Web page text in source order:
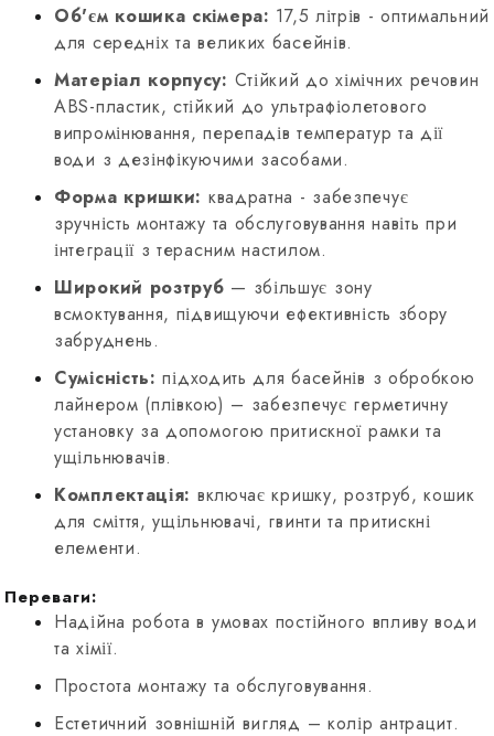
Об'єм кошика скімера: 17,5 літрів - оптимальний
для середніх та великих басейнів.
Матеріал корпусу: Стійкий до хімічних речовин
ABS-пластик, стійкий до ультрафіолетового
випромінювання, перепадів температур та дії
води з дезінфікуючими засобами.
Форма кришки: квадратна - забезпечує
зручність монтажу та обслуговування навіть при
інтеграції з терасним настилом.
Широкий розтруб — збільшує зону
всмоктування, підвищуючи ефективність збору
забруднень.
Сумісність: підходить для басейнів з обробкою
лайнером (плівкою) – забезпечує герметичну
установку за допомогою притискної рамки та
ущільнювачів.
Комплектація: включає кришку, розтруб, кошик
для сміття, ущільнювачі, гвинти та притискні
елементи.
Переваги:
Надійна робота в умовах постійного впливу води
та хімії.
Простота монтажу та обслуговування.
Естетичний зовнішній вигляд – колір антрацит.